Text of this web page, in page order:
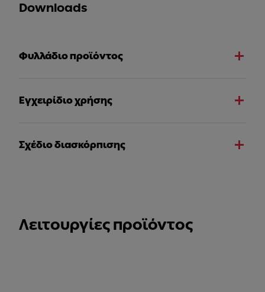
Downloads
Φυλλάδιο προϊόντος
Εγχειρίδιο χρήσης
Σχέδιο διασκόρπισης
Λειτουργίες προϊόντος